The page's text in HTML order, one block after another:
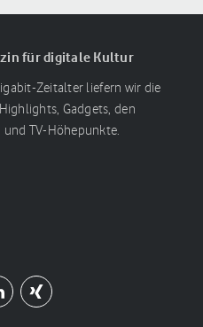
für digitale Kultur
Zeitalter liefern wir die
Gadgets, den
und TV-Höhepunkte.